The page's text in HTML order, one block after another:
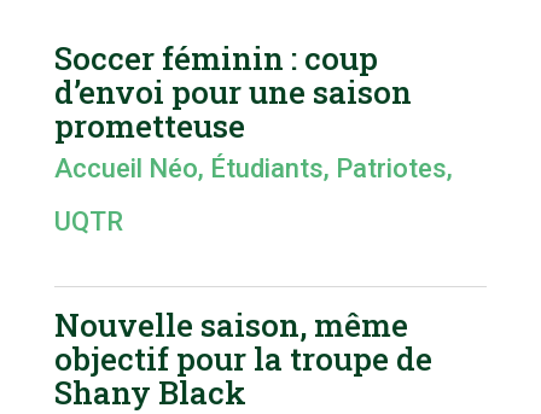
Soccer féminin : coup
d’envoi pour une saison
prometteuse
Accueil Néo, Étudiants, Patriotes,
UQTR
Nouvelle saison, même
objectif pour la troupe de
Shany Black